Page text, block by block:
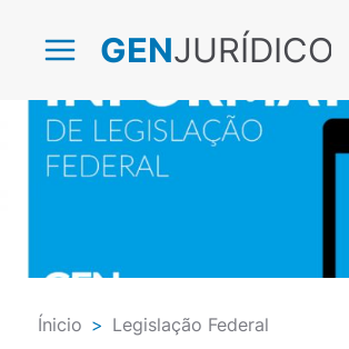
GENJURÍDICO
Ínicio > Legislação Federal